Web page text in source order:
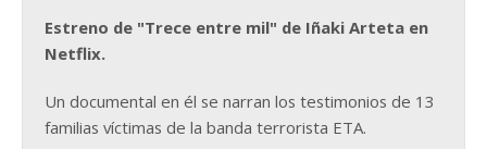
Estreno de "Trece entre mil" de Iñaki Arteta en
Netflix.
Un documental en él se narran los testimonios de 13
familias víctimas de la banda terrorista ETA.